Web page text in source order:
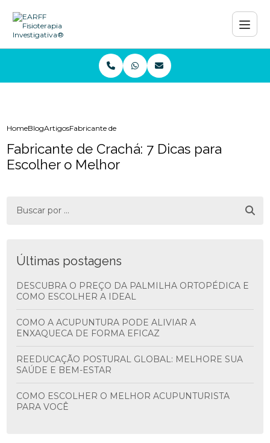
HomeBlogArtigosFabricante de Crachá: 7 Dicas para Escolher o Melhor
Fabricante de Crachá: 7 Dicas para
Escolher o Melhor
Últimas postagens
DESCUBRA O PREÇO DA PALMILHA ORTOPÉDICA E
COMO ESCOLHER A IDEAL
COMO A ACUPUNTURA PODE ALIVIAR A
ENXAQUECA DE FORMA EFICAZ
REEDUCAÇÃO POSTURAL GLOBAL: MELHORE SUA
SAÚDE E BEM-ESTAR
COMO ESCOLHER O MELHOR ACUPUNTURISTA
PARA VOCÊ